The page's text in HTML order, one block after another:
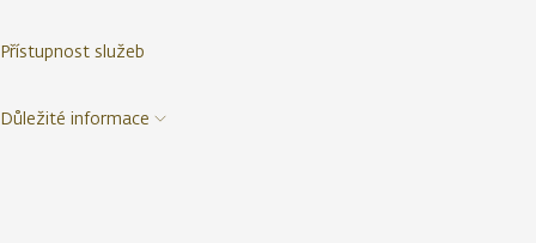
Přístupnost služeb
Důležité informace